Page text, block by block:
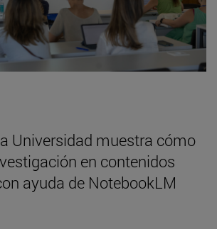
Universidad muestra cómo
en contenidos
ayuda de NotebookLM